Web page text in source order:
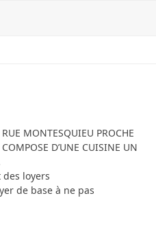
MONTESQUIEU PROCHE
D’UNE CUISINE UN
loyers
de base à ne pas